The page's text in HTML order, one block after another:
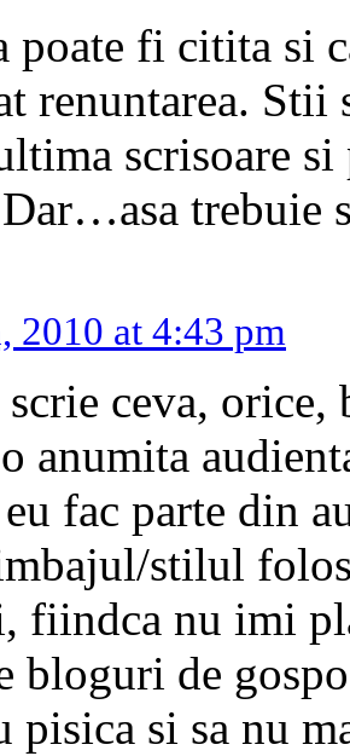
fi citita si
renuntarea.
scrisoare si
trebuie
2010 at 4:43 pm
ceva, orice,
anumita
fac parte din
stilul
fiindca nu imi
bloguri de
pisica si sa nu